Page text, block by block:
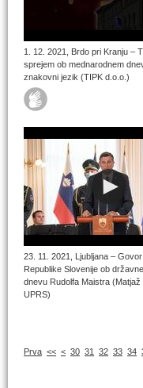
1. 12. 2021, Brdo pri Kranju –
sprejem ob mednarodnem
znakovni jezik (TIPK d.o.o.)
23. 11. 2021, Ljubljana –
Republike Slovenije ob
dnevu Rudolfa Maistra (Matjaž
UPRS)
Prva << < 30 31 32 33 34